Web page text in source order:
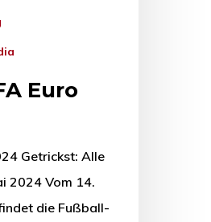
Euro
Getrickst: Alle
2024 Vom 14.
die Fußball-